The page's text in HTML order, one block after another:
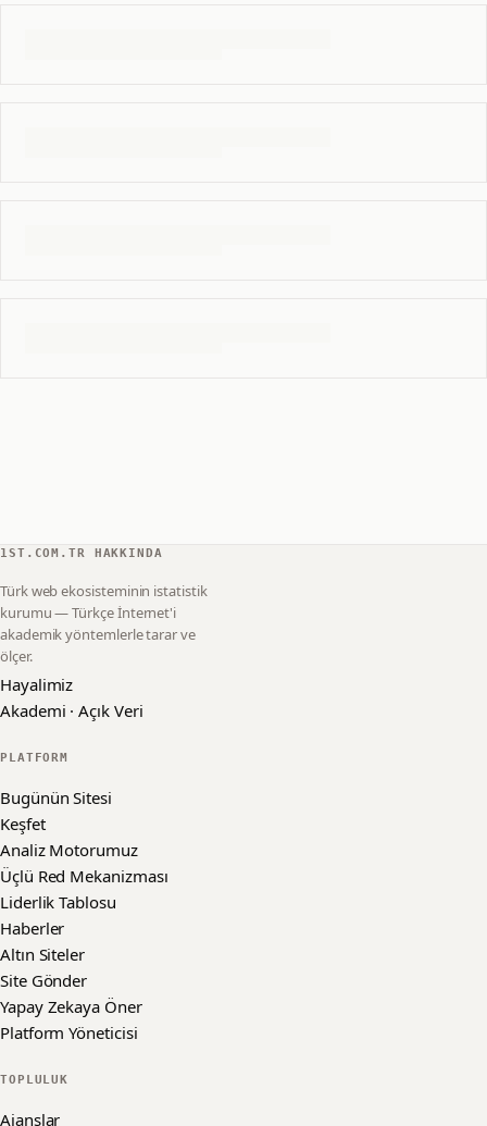
1ST.COM.TR HAKKINDA
Türk web ekosisteminin istatistik
kurumu — Türkçe İnternet'i
akademik yöntemlerle tarar ve
ölçer.
Hayalimiz
Akademi · Açık Veri
PLATFORM
Bugünün Sitesi
Keşfet
Analiz Motorumuz
Üçlü Red Mekanizması
Liderlik Tablosu
Haberler
Altın Siteler
Site Gönder
Yapay Zekaya Öner
Platform Yöneticisi
TOPLULUK
Ajanslar